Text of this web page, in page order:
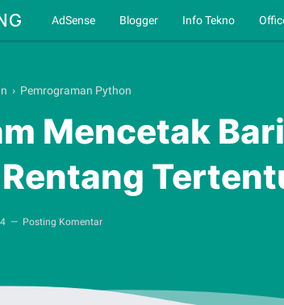
AdSense Blogger Info Tekno
› Pemrograman Python
Mencetak
Posting Komentar